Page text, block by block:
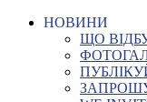
НОВИНИ
ЩО